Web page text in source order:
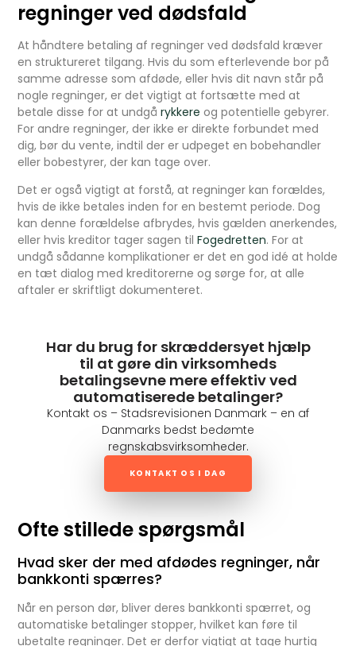
regninger ved dødsfald
At håndtere betaling af regninger ved dødsfald kræver
en struktureret tilgang. Hvis du som efterlevende bor på
samme adresse som afdøde, eller hvis dit navn står på
nogle regninger, er det vigtigt at fortsætte med at
betale disse for at undgå rykkere og potentielle gebyrer.
For andre regninger, der ikke er direkte forbundet med
dig, bør du vente, indtil der er udpeget en bobehandler
eller bobestyrer, der kan tage over.
Det er også vigtigt at forstå, at regninger kan forældes,
hvis de ikke betales inden for en bestemt periode. Dog
kan denne forældelse afbrydes, hvis gælden anerkendes,
eller hvis kreditor tager sagen til Fogedretten. For at
undgå sådanne komplikationer er det en god idé at holde
en tæt dialog med kreditorerne og sørge for, at alle
aftaler er skriftligt dokumenteret.
Har du brug for skræddersyet hjælp
til at gøre din virksomheds
betalingsevne mere effektiv ved
automatiserede betalinger?
Kontakt os – Stadsrevisionen Danmark – en af
Danmarks bedst bedømte
regnskabsvirksomheder.
KONTAKT OS I DAG
Ofte stillede spørgsmål
Hvad sker der med afdødes regninger, når
bankkonti spærres?
Når en person dør, bliver deres bankkonti spærret, og
automatiske betalinger stopper, hvilket kan føre til
ubetalte regninger. Det er derfor vigtigt at tage hurtig